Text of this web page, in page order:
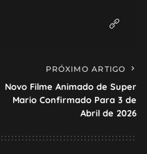
PRÓXIMO ARTIGO
Novo Filme Animado de Super
Mario Confirmado Para 3 de
Abril de 2026